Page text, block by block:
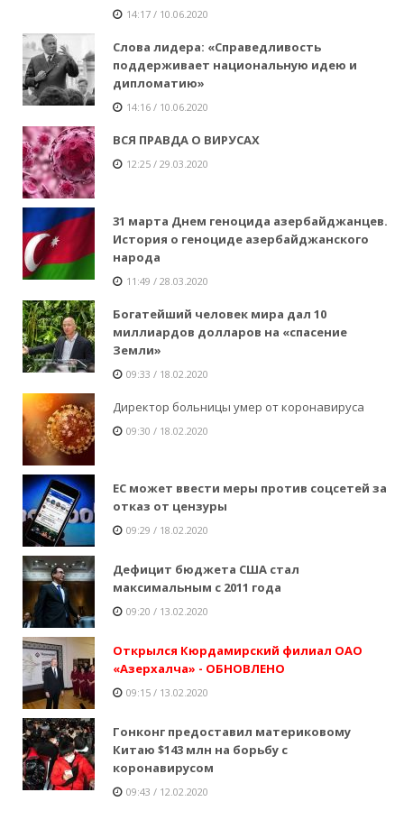
14:17 / 10.06.2020
Слова лидера: «Справедливость
поддерживает национальную идею и
дипломатию»
14:16 / 10.06.2020
ВСЯ ПРАВДА О ВИРУСАХ
12:25 / 29.03.2020
31 марта Днем геноцида азербайджанцев.
История о геноциде азербайджанского
народа
11:49 / 28.03.2020
Богатейший человек мира дал 10
миллиардов долларов на «спасение
Земли»
09:33 / 18.02.2020
Директор больницы умер от коронавируса
09:30 / 18.02.2020
ЕС может ввести меры против соцсетей за
отказ от цензуры
09:29 / 18.02.2020
Дефицит бюджета США стал
максимальным с 2011 года
09:20 / 13.02.2020
Открылся Кюрдамирский филиал ОАО
«Азерхалча» - ОБНОВЛЕНО
09:15 / 13.02.2020
Гонконг предоставил материковому
Китаю $143 млн на борьбу с
коронавирусом
09:43 / 12.02.2020